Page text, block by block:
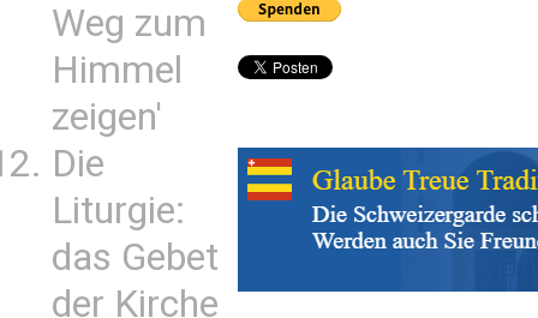
Weg zum
Himmel
zeigen'
Die
Liturgie:
das Gebet
der Kirche